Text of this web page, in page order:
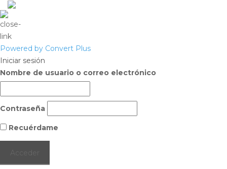
Powered by Convert Plus
Iniciar sesión
Nombre de usuario o correo electrónico
Contraseña
Recuérdame